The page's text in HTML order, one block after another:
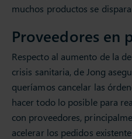
muchos productos se
Proveedores en
Respecto al aumento de la
crisis sanitaria, de Jong
queríamos cancelar las
hacer todo lo posible para
con proveedores,
acelerar los pedidos